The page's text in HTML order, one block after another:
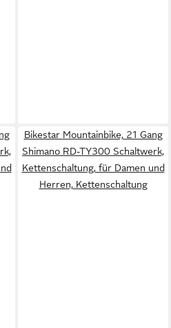
Bikestar Mountainbike, 21 Gang
Shimano RD-TY300 Schaltwerk,
Kettenschaltung, für Damen und
Herren, Kettenschaltung